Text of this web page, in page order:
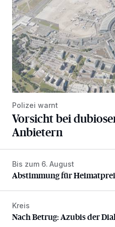
Polizei warnt
Vorsicht bei
Anbietern
Abstimmung für Heimatpreis
Bis zum 6. August
Abstimmung für
Nach Betrug: Azubis der
Kreis
Nach Betrug: Azubis der